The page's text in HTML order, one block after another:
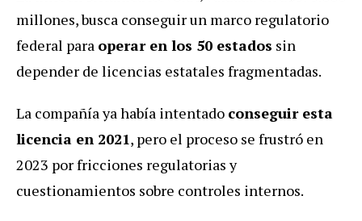
millones, busca conseguir un marco regulatorio
federal para operar en los 50 estados sin
depender de licencias estatales fragmentadas.
La compañía ya había intentado conseguir esta
licencia en 2021, pero el proceso se frustró en
2023 por fricciones regulatorias y
cuestionamientos sobre controles internos.